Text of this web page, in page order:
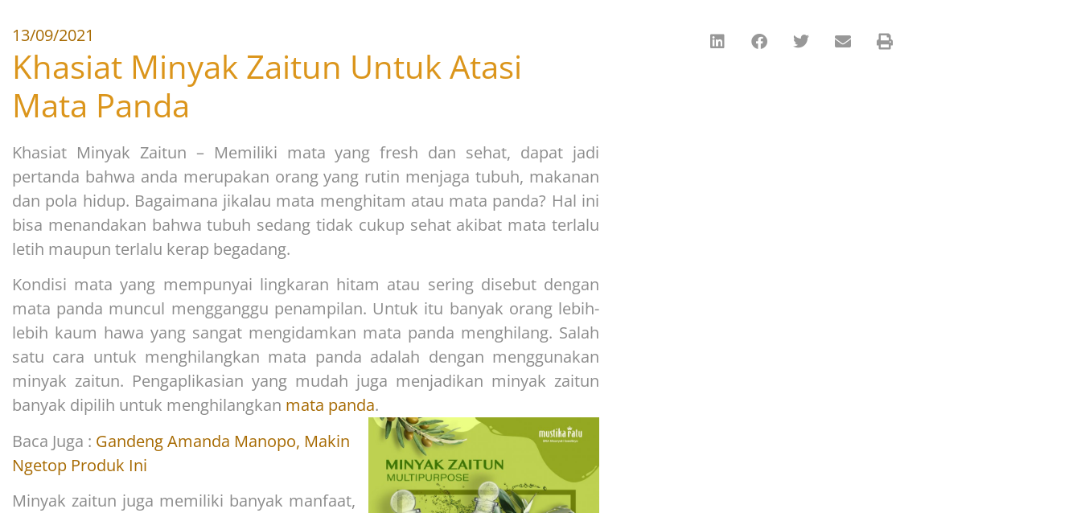
13/09/2021
Khasiat Minyak Zaitun Untuk Atasi
Mata Panda
Khasiat Minyak Zaitun – Memiliki mata yang fresh dan sehat, dapat jadi
pertanda bahwa anda merupakan orang yang rutin menjaga tubuh, makanan
dan pola hidup. Bagaimana jikalau mata menghitam atau mata panda? Hal ini
bisa menandakan bahwa tubuh sedang tidak cukup sehat akibat mata terlalu
letih maupun terlalu kerap begadang.
Kondisi mata yang mempunyai lingkaran hitam atau sering disebut dengan
mata panda muncul mengganggu penampilan. Untuk itu banyak orang lebih-
lebih kaum hawa yang sangat mengidamkan mata panda menghilang. Salah
satu cara untuk menghilangkan mata panda adalah dengan menggunakan
minyak zaitun. Pengaplikasian yang mudah juga menjadikan minyak zaitun
banyak dipilih untuk menghilangkan mata panda.
Baca Juga : Gandeng Amanda Manopo, Makin
Ngetop Produk Ini
Minyak zaitun juga memiliki banyak manfaat,